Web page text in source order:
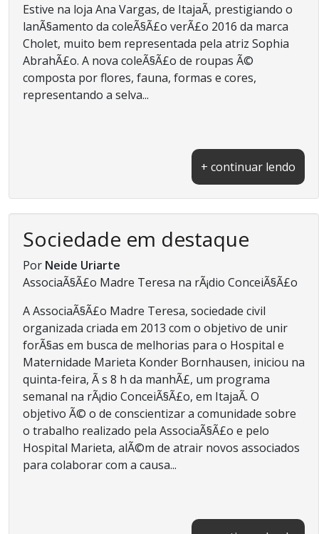
Estive na loja Ana Vargas, de ItajaÃ­, prestigiando o
lanÃ§amento da coleÃ§Ã£o verÃ£o 2016 da marca
Cholet, muito bem representada pela atriz Sophia
AbrahÃ£o. A nova coleÃ§Ã£o de roupas Ã©
composta por flores, fauna, formas e cores,
representando a selva...
+ continuar lendo
Sociedade em destaque
Por Neide Uriarte
AssociaÃ§Ã£o Madre Teresa na rÃ¡dio ConceiÃ§Ã£o
A AssociaÃ§Ã£o Madre Teresa, sociedade civil
organizada criada em 2013 com o objetivo de unir
forÃ§as em busca de melhorias para o Hospital e
Maternidade Marieta Konder Bornhausen, iniciou na
quinta-feira, Ã s 8 h da manhÃ£, um programa
semanal na rÃ¡dio ConceiÃ§Ã£o, em ItajaÃ­. O
objetivo Ã© o de conscientizar a comunidade sobre
o trabalho realizado pela AssociaÃ§Ã£o e pelo
Hospital Marieta, alÃ©m de atrair novos associados
para colaborar com a causa...